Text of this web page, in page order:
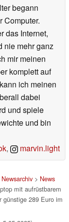
begann
Computer.
das Internet,
nie mehr ganz
mir meinen
komplett auf
ich meinen
dabei
und spiele
und bin
, marvin.light
Newsarchiv> News
mit aufrüstbarem
günstige 289 Euro im